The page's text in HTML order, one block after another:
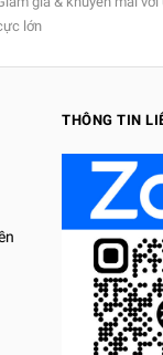
lớn
THÔNG TIN